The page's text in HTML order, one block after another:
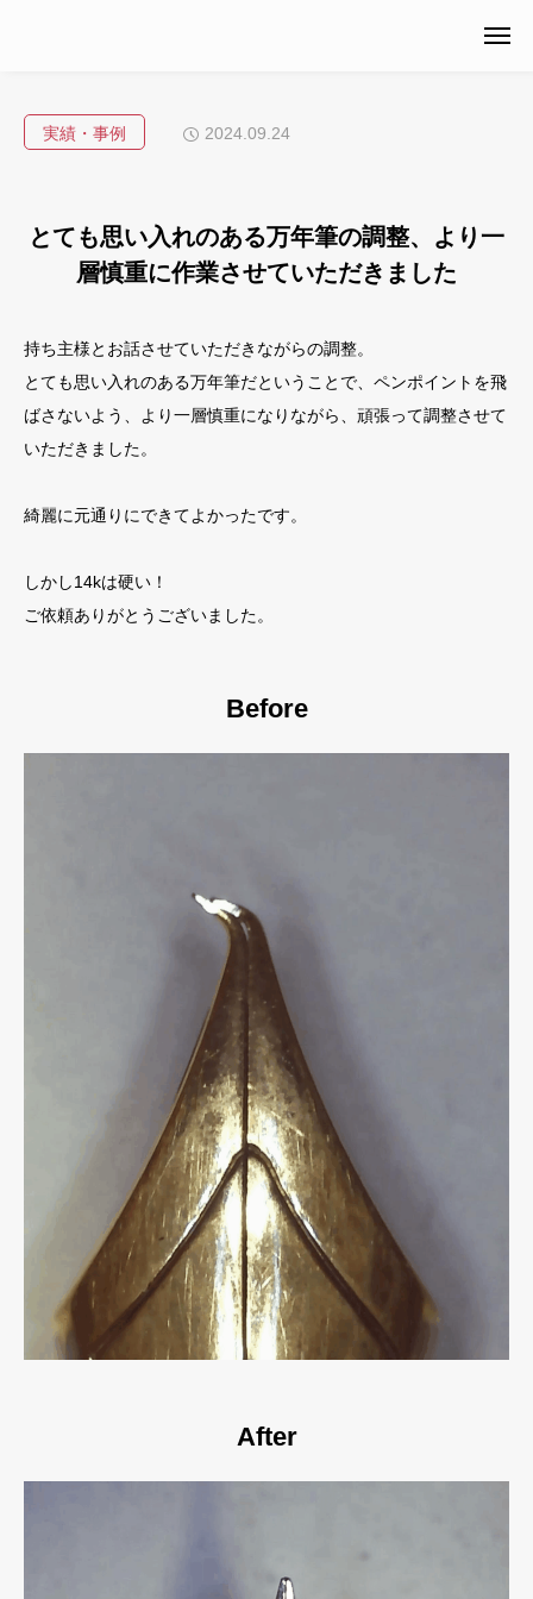
実績・事例 2024.09.24
とても思い入れのある万年筆の調整、より一
層慎重に作業させていただきました
持ち主様とお話させていただきながらの調整。
とても思い入れのある万年筆だということで、ペンポイントを飛
ばさないよう、より一層慎重になりながら、頑張って調整させて
いただきました。
綺麗に元通りにできてよかったです。
しかし14kは硬い！
ご依頼ありがとうございました。
Before
After